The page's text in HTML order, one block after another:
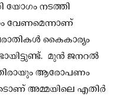
നടത്തി
വേണമെന്നാണ്
കൈകാര്യം
മുന്‍ ജനറല്‍
ആരോപണം
അമ്മയിലെ എതിര്‍